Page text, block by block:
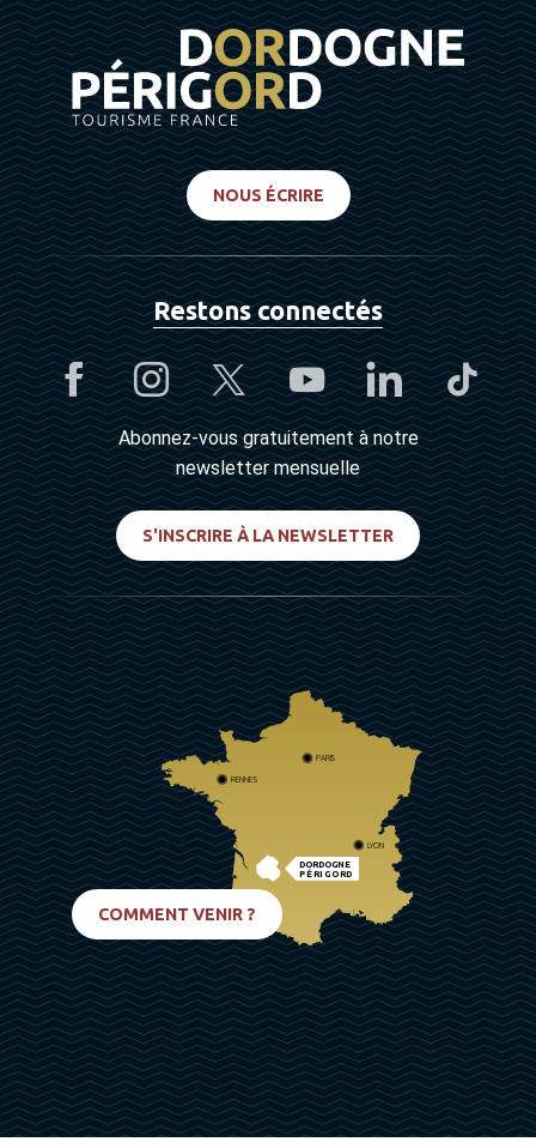
NOUS ÉCRIRE
Restons connectés
Abonnez-vous gratuitement à notre
newsletter mensuelle
S'INSCRIRE À LA NEWSLETTER
DORDOGNE
PÉRIGORD
PARIS
RENNES
LYON
COMMENT VENIR ?